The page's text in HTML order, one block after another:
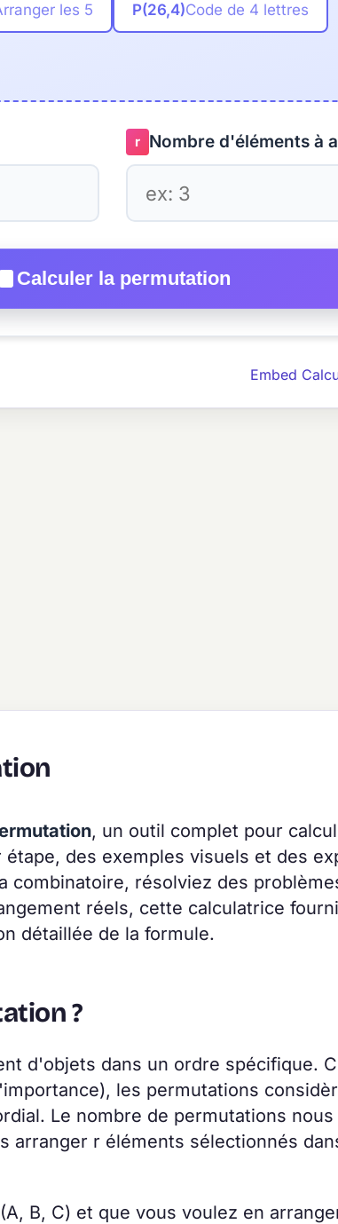
les 5 P(26,4)Code de 4 lettres
r Nombre d'éléments à
Calculer la permutation
Embed
, un outil complet pour
des exemples visuels et des
combinatoire, résolviez des
réels, cette calculatrice
détaillée de la formule.
?
d'objets dans un ordre spécifique.
les permutations
Le nombre de permutations
arranger r éléments sélectionnés
B, C) et que vous voulez en